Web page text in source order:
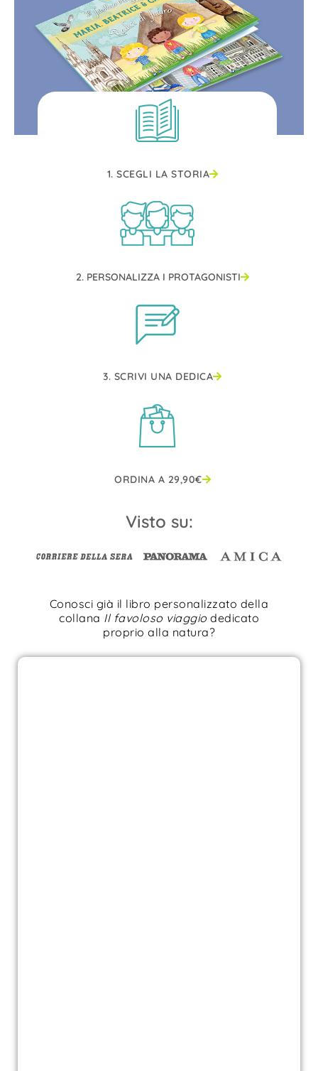
1. SCEGLI LA STORIA
2. PERSONALIZZA I PROTAGONISTI
3. SCRIVI UNA DEDICA
ORDINA A 29,90€
Visto su:
Conosci già il libro personalizzato della
collana Il favoloso viaggio dedicato
proprio alla natura?